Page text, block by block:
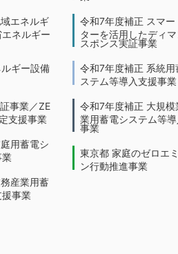
エネルギ
ネルギー
ギー設備
事業／ZE
支援事業
用蓄電シ
業
産業用蓄
援事業
令和7年度補正 スマー
ターを活用したディ
スポンス実証事業
令和7年度補正 系統用
ステム等導入支援事業
令和7年度補正 大規模
業用蓄電システム等
事業
東京都 家庭のゼロエ
ン行動推進事業